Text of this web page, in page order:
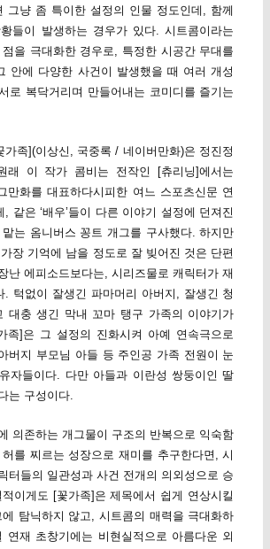
그냥 좀 특이한 설정의 인물 정도인데, 함께
들이 발생하는 경우가 있다. 시트콤이라는
을 극대화한 경우로, 특정한 시공간 무대를
안에 다양한 사건이 발생했을 때 여러 개성
로 복닥거리며 만들어내는 코미디를 즐기는
가족](이상신, 국중록 / 네이버만화)은 정진정
래 이 작가 콤비는 전작인 [츄리닝]에서는
만화를 대표하다시피한 여느 스포츠신문 연
같은 ‘배우’들이 다른 이야기 설정에 던져진
는 옴니버스 꽁트 개그를 구사했다. 하지만
장 기억에 남을 정도로 잘 빚어진 것은 단편
난 에피소드보다는, 시리즈물로 캐릭터가 재
. 턱없이 잘생긴 파마머리 아버지, 잘생긴 청
대충 생긴 막내 꼬마 탱구 가족의 이야기가
족]은 그 설정의 진화시켜 아예 연속극으로
버지 부모님 아들 등 주인공 가족 전원이 눈
자들이다. 다만 아들과 이란성 쌍둥이인 딸
는 구성이다.
의존하는 개그물이 구조의 반복으로 익숙함
를 찌르는 성장으로 재미를 추구한다면, 시
터들의 일관성과 사건 전개의 의외성으로 승
이게도 [꽃가족]은 제목에서 쉽게 연상시킬
탐닉하지 않고, 시트콤의 매력을 극대화하
연재 초창기에는 비현실적으로 아름다운 외